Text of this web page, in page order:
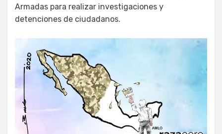
Armadas para realizar investigaciones y
detenciones de ciudadanos.